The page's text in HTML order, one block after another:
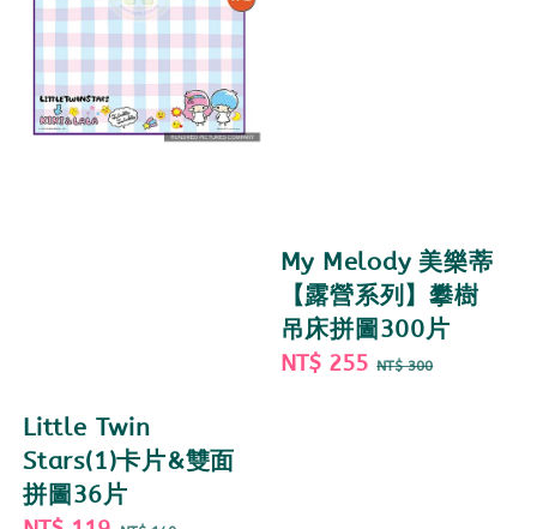
Little Twin
Stars(1)卡片&雙面
拼圖36片
My Melody 美樂蒂
【露營系列】攀樹
吊床拼圖300片
Sale
NT$ 255 Regular
NT$ 300